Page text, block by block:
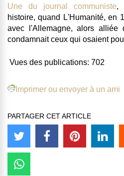
Une du journal communiste,
histoire, quand L'Humanité, en
avec l'Allemagne, alors alliée
condamnait ceux qui osaient
Vues des publications: 702
Imprimer ou envoyer à un ami
PARTAGER CET ARTICLE